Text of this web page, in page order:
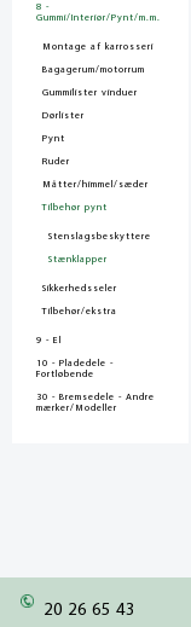
8 -
Gummi/Interiør/Pynt/m.m.
Montage af karrosseri
Bagagerum/motorrum
Gummilister vinduer
Dørlister
Pynt
Ruder
Måtter/himmel/sæder
Tilbehør pynt
Stenslagsbeskyttere
Stænklapper
Sikkerhedsseler
Tilbehør/ekstra
9 - El
10 - Pladedele -
Fortløbende
30 - Bremsedele - Andre
mærker/Modeller
20 26 65 43